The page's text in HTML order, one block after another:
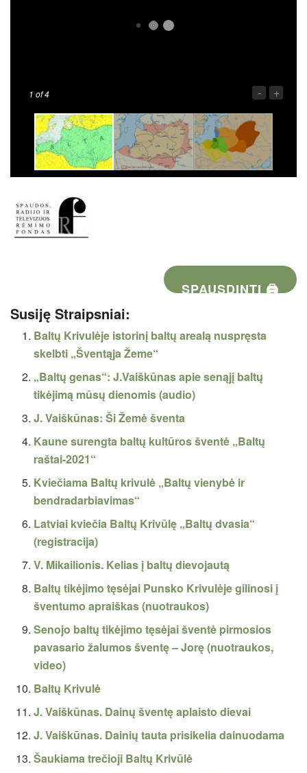
1 of 4 - +
SPAUSDINTI 🖨
Susiję Straipsniai:
Baltų Krivulėje istorinį baltų arealą nuspręsta
skelbti „Šventąja Žeme“
„Baltų genas“: J.Vaiškūnas apie senąjį baltų
tikėjimą mūsų dienomis (audio)
J. Vaiškūnas: Ši Žemė šventa
Kaune surengta baltų kultūros šventė „Baltų
raštai-2021“
Kviečiama Baltų krivulė „Baltų vienybė ir
bendradarbiavimas“
Latviai kviečia Baltų Krivūlę „Baltų dvasia“
(registracija)
V. Mikailionis. Kelias į baltų dievojautą
Baltų tikėjimo tęsėjai Punsko Krivulėje gilinosi į
šventumo apraiškas (nuotraukos)
Senojo baltų tikėjimo tęsėjai šventė pirmosios
pavasario žalumos šventę – Jorę (nuotraukos,
video)
Baltų Krivulė
J. Vaiškūnas. Dainų šventę aplaisto dievai
J. Vaiškūnas. Dainių tauta prisikelia dainuodama
Šaukiama trečioji Baltų Krivūlė